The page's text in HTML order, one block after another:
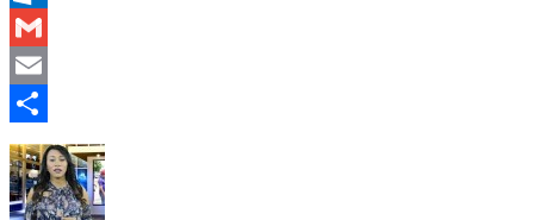
Outlook.com
Gmail
Email
Compartir